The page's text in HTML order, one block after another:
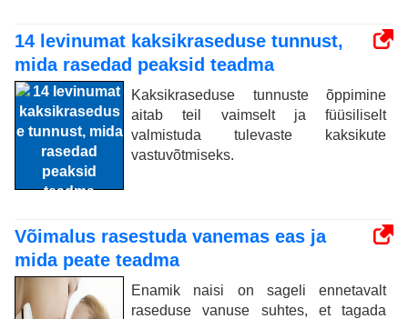
14 levinumat kaksikraseduse tunnust,
mida rasedad peaksid teadma
Kaksikraseduse tunnuste õppimine
aitab teil vaimselt ja füüsiliselt
valmistuda tulevaste kaksikute
vastuvõtmiseks.
Võimalus rasestuda vanemas eas ja
mida peate teadma
Enamik naisi on sageli ennetavalt
raseduse vanuse suhtes, et tagada